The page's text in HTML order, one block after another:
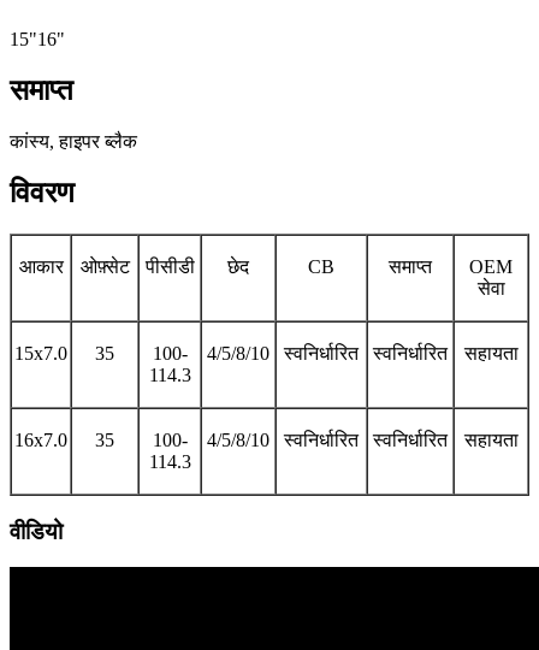
15"16"
समाप्त
कांस्य, हाइपर ब्लैक
विवरण
आकार ओफ़्सेट पीसीडी छेद CB समाप्त
OEM
सेवा
15x7.0 35
100-
114.3
4/5/8/10 स्वनिर्धारित स्वनिर्धारित सहायता
16x7.0 35
100-
114.3
4/5/8/10 स्वनिर्धारित स्वनिर्धारित सहायता
वीडियो